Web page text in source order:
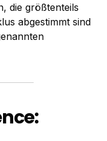
die größtenteils
abgestimmt sind